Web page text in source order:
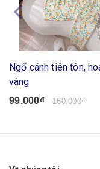
Ngố cánh tiên tôn,
vàng
99.000₫ 160.000₫